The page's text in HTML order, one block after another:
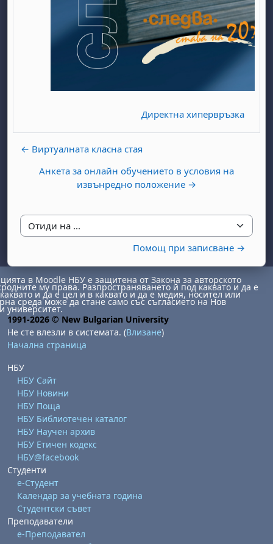
Директна хипервръзка
← Виртуалната класна стая
Анкета за онлайн обучението в условия на
извънредно положение →
Отиди на ...
Помощ при записване →
август
август
15 август
неделя, 16 август
неделя, 30 август
в Moodle НБУ е защитена от Закона за авторското
му права. Разпространяването й под каквато и да е
и да е цел и в каквато и да е медия, носител или
среда може да стане само със съгласието на Нов
университет.
1991-2026 © New Bulgarian University
Не сте влезли в системата. (Влизане)
Начална страница
НБУ
НБУ Сайт
НБУ Новини
НБУ Поща
НБУ Библиотечен каталог
НБУ Научен архив
НБУ Етичен кодекс
НБУ@facebook
Студенти
е-Студент
Календар за учебната година
Студентски съвет
Преподаватели
е-Преподавател